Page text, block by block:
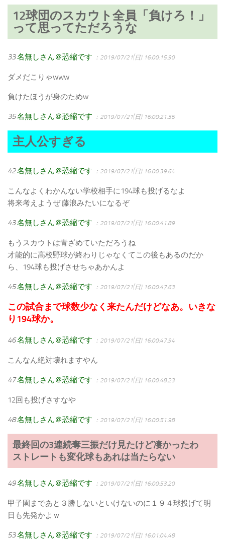
12球団のスカウト全員「負けろ！」
って思ってただろうな
33名無しさん＠恐縮です ：2019/07/21(日) 16:00:15.90
ダメだこりゃwww
負けたほうが身のためw
35名無しさん＠恐縮です ：2019/07/21(日) 16:00:21.35
主人公すぎる
42名無しさん＠恐縮です ：2019/07/21(日) 16:00:39.64
こんなよくわかんない学校相手に194球も投げるなよ
将来考えようぜ 藤浪みたいになるぞ
43名無しさん＠恐縮です ：2019/07/21(日) 16:00:41.89
もうスカウトは青ざめていただろうね
才能的に高校野球が終わりじゃなくてこの後もあるのだか
ら、194球も投げさせちゃあかんよ
45名無しさん＠恐縮です ：2019/07/21(日) 16:00:47.63
この試合まで球数少なく来たんだけどなあ。いきな
り194球か。
46名無しさん＠恐縮です ：2019/07/21(日) 16:00:47.94
こんなん絶対壊れますやん
47名無しさん＠恐縮です ：2019/07/21(日) 16:00:48.23
12回も投げさすなや
48名無しさん＠恐縮です ：2019/07/21(日) 16:00:51.98
最終回の3連続奪三振だけ見たけど凄かったわ
ストレートも変化球もあれは当たらない
49名無しさん＠恐縮です ：2019/07/21(日) 16:00:53.20
甲子園まであと３勝しないといけないのに１９４球投げて明
日も先発かよｗ
53名無しさん＠恐縮です ：2019/07/21(日) 16:01:04.48